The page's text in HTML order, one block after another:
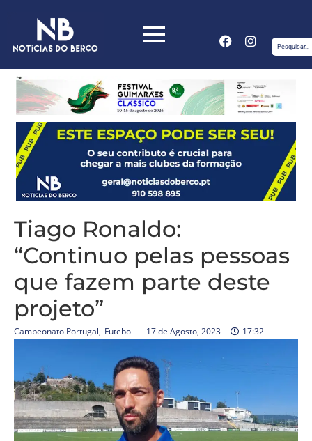
Tiago Ronaldo:
“Continuo pelas pessoas
que fazem parte deste
projeto”
Campeonato Portugal, Futebol 17 de Agosto, 2023 17:32